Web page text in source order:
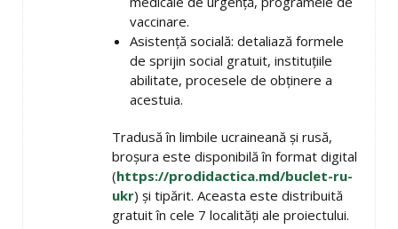
vaccinare.
Asistență socială: detaliază formele
de sprijin social gratuit, instituțiile
abilitate, procesele de obținere a
acestuia.
Tradusă în limbile ucraineană și rusă,
broșura este disponibilă în format digital
(https://prodidactica.md/buclet-ru-
ukr) și tipărit. Aceasta este distribuită
gratuit în cele 7 localități ale proiectului.